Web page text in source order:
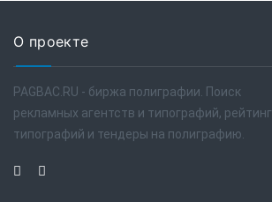
О проекте
PAGBAC.RU - биржа полиграфии. Поиск
рекламных агентств и типографий, рейтинг
типографий и тендеры на полиграфию.